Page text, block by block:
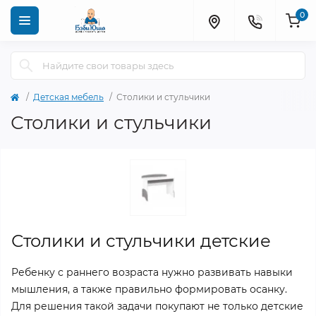
0
Детская мебель Столики и стульчики
Столики и стульчики
Столики и стульчики детские
Ребенку с раннего возраста нужно развивать навыки
мышления, а также правильно формировать осанку.
Для решения такой задачи покупают не только детские